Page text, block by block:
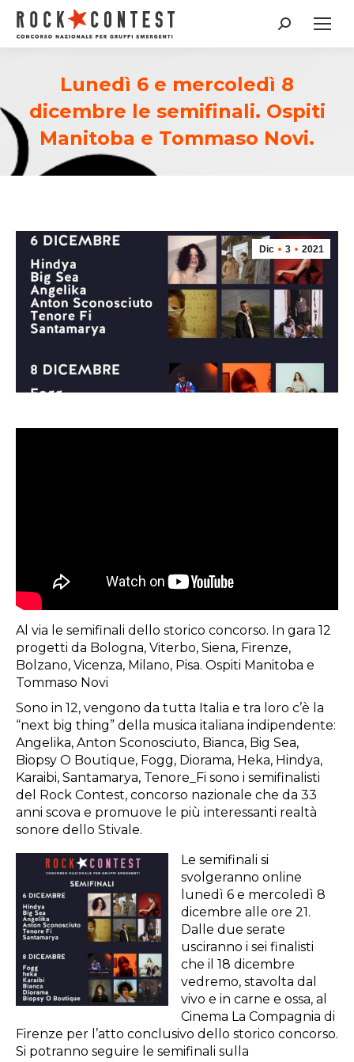
Cerca:
Lunedì 6 e mercoledì 8
dicembre le semifinali. Ospiti
Manitoba e Tommaso Novi.
Dic 3 2021
Al via le semifinali dello storico concorso. In gara 12
progetti da Bologna, Viterbo, Siena, Firenze,
Bolzano, Vicenza, Milano, Pisa. Ospiti Manitoba e
Tommaso Novi
Sono in 12, vengono da tutta Italia e tra loro c’è la
“next big thing” della musica italiana indipendente:
Angelika, Anton Sconosciuto, Bianca, Big Sea,
Biopsy O Boutique, Fogg, Diorama, Heka, Hindya,
Karaibi, Santamarya, Tenore_Fi sono i semifinalisti
del Rock Contest, concorso nazionale che da 33
anni scova e promuove le più interessanti realtà
sonore dello Stivale.
Le semifinali si
svolgeranno online
lunedì 6 e mercoledì 8
dicembre alle ore 21.
Dalle due serate
usciranno i sei finalisti
che il 18 dicembre
vedremo, stavolta dal
vivo e in carne e ossa, al
Cinema La Compagnia di
Firenze per l’atto conclusivo dello storico concorso.
Si potranno seguire le semifinali sulla